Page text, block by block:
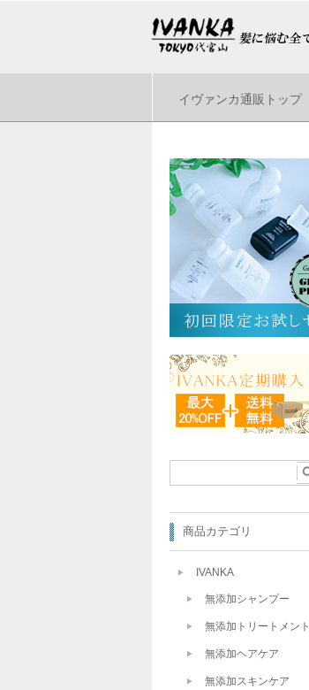
イヴァンカ通販トップ
商品カテゴリ
IVANKA
無添加シャンプー
無添加トリートメント
無添加ヘアケア
無添加スキンケア